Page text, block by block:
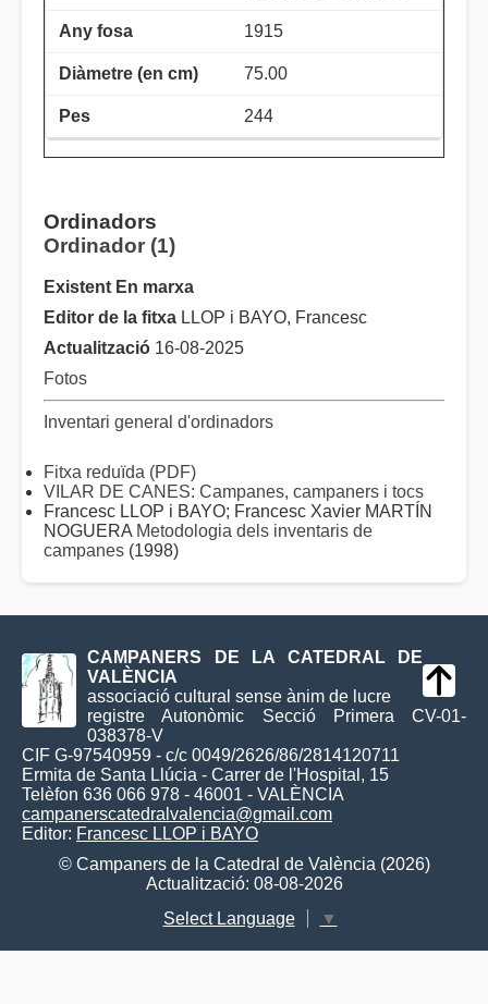
1915
75.00
244
Ordinadors
Ordinador (1)
Existent En marxa
Editor de la fitxa LLOP i BAYO, Francesc
Actualització 16-08-2025
Fotos
Inventari general d'ordinadors
Fitxa reduïda (PDF)
VILAR DE CANES: Campanes, campaners i tocs
Francesc LLOP i BAYO; Francesc Xavier MARTÍN
NOGUERA Metodologia dels inventaris de
campanes (1998)
CAMPANERS DE LA CATEDRAL DE
VALÈNCIA
associació cultural sense ànim de lucre
registre Autonòmic Secció Primera CV-01-
038378-V
CIF G-97540959 - c/c 0049/2626/86/2814120711
Ermita de Santa Llúcia - Carrer de l'Hospital, 15
Telèfon 636 066 978 - 46001 - VALÈNCIA
campanerscatedralvalencia@gmail.com
Editor: Francesc LLOP i BAYO
© Campaners de la Catedral de València (2026)
Actualització: 08-08-2026
Select Language
▼